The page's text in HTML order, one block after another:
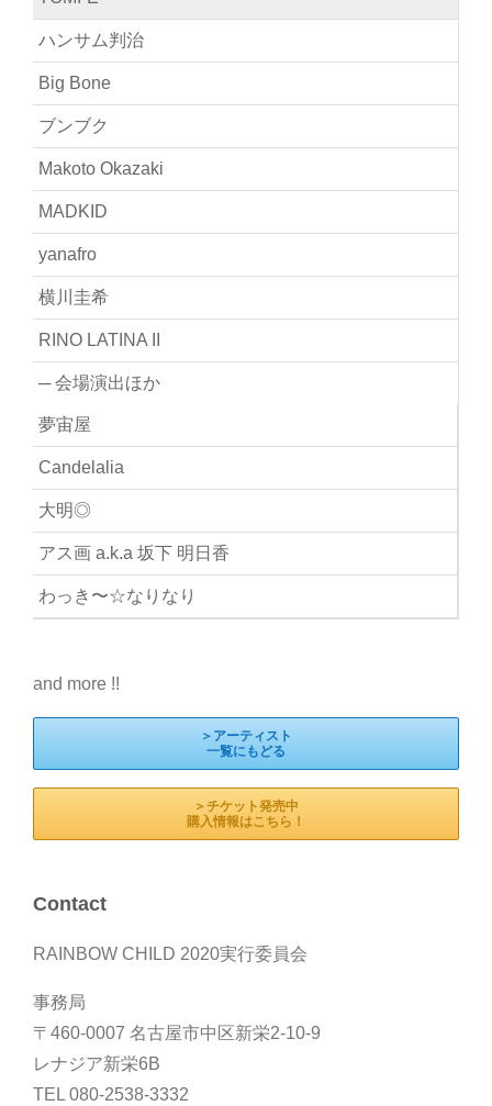
ハンサム判治
Big Bone
ブンブク
Makoto Okazaki
MADKID
yanafro
横川圭希
RINO LATINA II
─ 会場演出ほか
夢宙屋
Candelalia
大明◎
アス画 a.k.a 坂下 明日香
わっき〜☆なりなり
and more !!
＞アーティスト
一覧にもどる
＞チケット発売中
購入情報はこちら！
Contact
RAINBOW CHILD 2020実行委員会
事務局
〒460-0007 名古屋市中区新栄2-10-9
レナジア新栄6B
TEL 080-2538-3332